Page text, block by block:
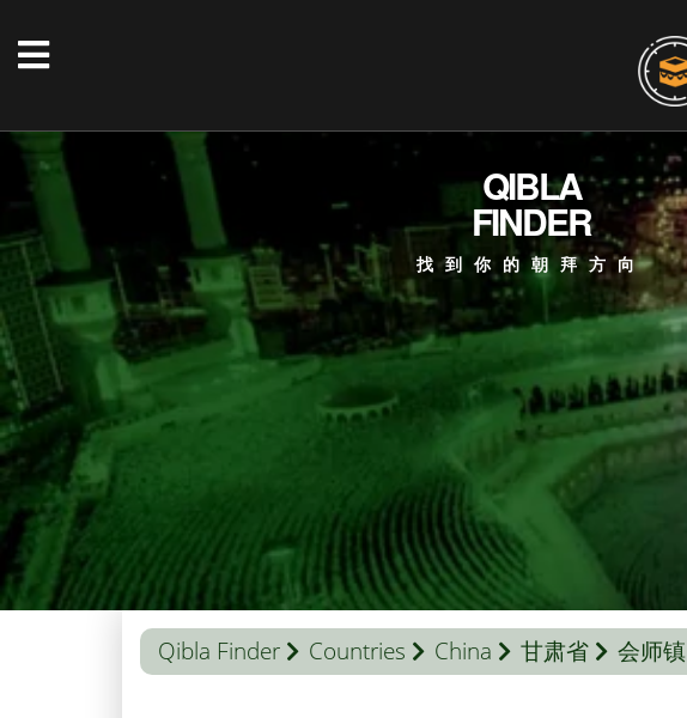
QIBLA
FINDER
找到你的朝拜方向
Qibla Finder Countries China 甘肃省 会师镇